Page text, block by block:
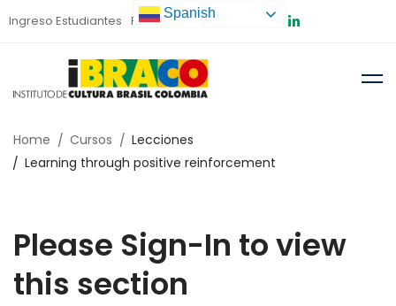
Ingreso Estudiantes Preinscripción
Home Cursos
Lecciones
Learning through positive reinforcement
Please Sign-In to view
this section
Spanish